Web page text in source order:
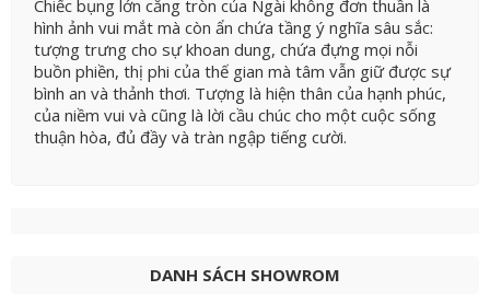
Chiếc bụng lớn căng tròn của Ngài không đơn thuần là
hình ảnh vui mắt mà còn ẩn chứa tầng ý nghĩa sâu sắc:
tượng trưng cho sự khoan dung, chứa đựng mọi nỗi
buồn phiền, thị phi của thế gian mà tâm vẫn giữ được sự
bình an và thảnh thơi. Tượng là hiện thân của hạnh phúc,
của niềm vui và cũng là lời cầu chúc cho một cuộc sống
thuận hòa, đủ đầy và tràn ngập tiếng cười.
DANH SÁCH SHOWROM